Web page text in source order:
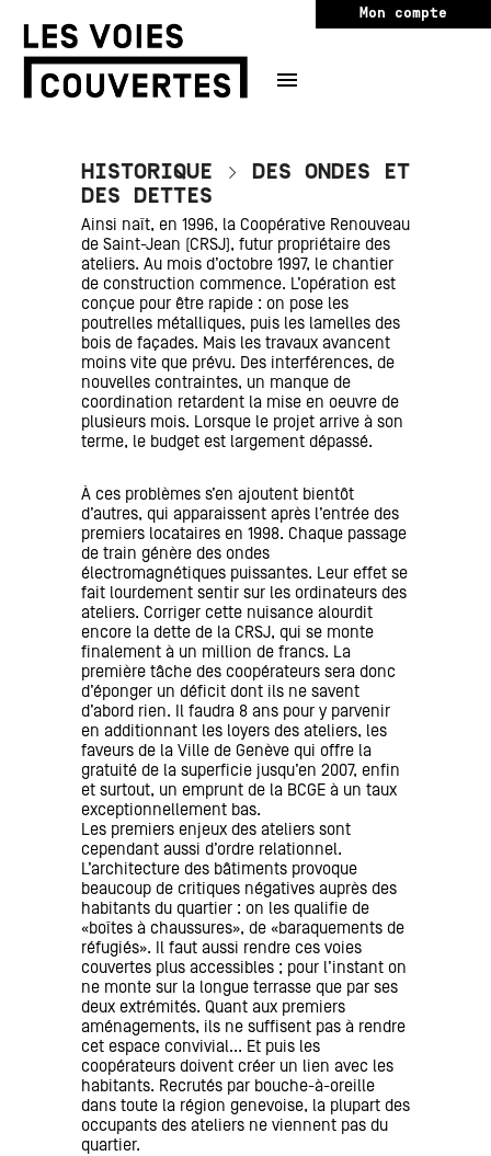
Mon compte
HISTORIQUE > DES ONDES ET
DES DETTES
Ainsi naît, en 1996, la Coopérative Renouveau
de Saint-Jean (CRSJ), futur propriétaire des
ateliers. Au mois d’octobre 1997, le chantier
de construction commence. L’opération est
conçue pour être rapide : on pose les
poutrelles métalliques, puis les lamelles des
bois de façades. Mais les travaux avancent
moins vite que prévu. Des interférences, de
nouvelles contraintes, un manque de
coordination retardent la mise en oeuvre de
plusieurs mois. Lorsque le projet arrive à son
terme, le budget est largement dépassé.
À ces problèmes s’en ajoutent bientôt
d’autres, qui apparaissent après l’entrée des
premiers locataires en 1998. Chaque passage
de train génère des ondes
électromagnétiques puissantes. Leur effet se
fait lourdement sentir sur les ordinateurs des
ateliers. Corriger cette nuisance alourdit
encore la dette de la CRSJ, qui se monte
finalement à un million de francs. La
première tâche des coopérateurs sera donc
d’éponger un déficit dont ils ne savent
d’abord rien. Il faudra 8 ans pour y parvenir
en additionnant les loyers des ateliers, les
faveurs de la Ville de Genève qui offre la
gratuité de la superficie jusqu’en 2007, enfin
et surtout, un emprunt de la BCGE à un taux
exceptionnellement bas.
Les premiers enjeux des ateliers sont
cependant aussi d’ordre relationnel.
L’architecture des bâtiments provoque
beaucoup de critiques négatives auprès des
habitants du quartier : on les qualifie de
«boîtes à chaussures», de «baraquements de
réfugiés». Il faut aussi rendre ces voies
couvertes plus accessibles ; pour l’instant on
ne monte sur la longue terrasse que par ses
deux extrémités. Quant aux premiers
aménagements, ils ne suffisent pas à rendre
cet espace convivial… Et puis les
coopérateurs doivent créer un lien avec les
habitants. Recrutés par bouche-à-oreille
dans toute la région genevoise, la plupart des
occupants des ateliers ne viennent pas du
quartier.